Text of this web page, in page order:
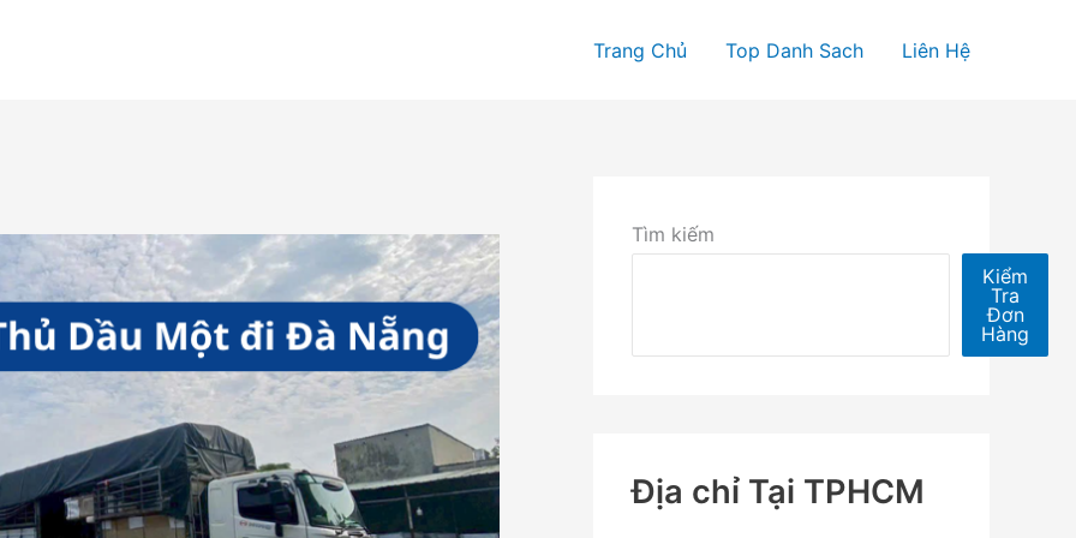
Trang Chủ Top Danh Sach Liên Hệ
Tìm kiếm
Kiểm
Tra
Đơn
Hàng
Địa chỉ Tại TPHCM